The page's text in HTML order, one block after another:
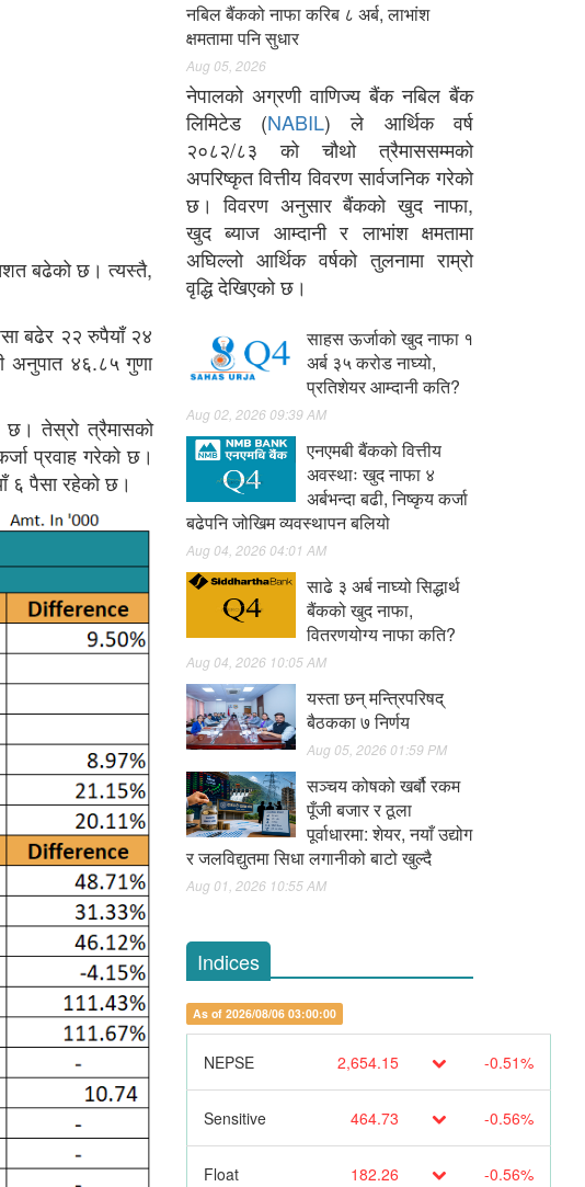
बढेको छ। त्यस्तै,
बढेर २२ रुपैयाँ २४
अनुपात ४६.८५ गुणा
तेस्रो त्रैमासको
प्रवाह गरेको छ।
६ पैसा रहेको छ।
नबिल बैंकको नाफा करिब ८ अर्ब, लाभांश
क्षमतामा पनि सुधार
Aug 05, 2026
नेपालको अग्रणी वाणिज्य बैंक नबिल बैंक
लिमिटेड (NABIL) ले आर्थिक वर्ष
२०८२/८३ को चौथो त्रैमाससम्मको
अपरिष्कृत वित्तीय विवरण सार्वजनिक गरेको
छ। विवरण अनुसार बैंकको खुद नाफा,
खुद ब्याज आम्दानी र लाभांश क्षमतामा
अघिल्लो आर्थिक वर्षको तुलनामा राम्रो
वृद्धि देखिएको छ।
साहस ऊर्जाको खुद नाफा १
अर्ब ३५ करोड नाघ्यो,
प्रतिशेयर आम्दानी कति?
Aug 02, 2026 09:39 AM
एनएमबी बैंकको वित्तीय
अवस्थाः खुद नाफा ४
अर्बभन्दा बढी, निष्कृय कर्जा
बढेपनि जोखिम व्यवस्थापन बलियो
Aug 04, 2026 04:01 AM
साढे ३ अर्ब नाघ्यो सिद्धार्थ
बैंकको खुद नाफा,
वितरणयोग्य नाफा कति?
Aug 04, 2026 10:05 AM
यस्ता छन् मन्त्रिपरिषद्
बैठकका ७ निर्णय
Aug 05, 2026 01:59 PM
सञ्चय कोषको खर्बौ रकम
पूँजी बजार र ठूला
पूर्वाधारमा: शेयर, नयाँ उद्योग
र जलविद्युतमा सिधा लगानीको बाटो खुल्दै
Aug 01, 2026 10:55 AM
Indices
As of 2026/08/06 03:00:00
NEPSE 2,654.15 -0.51%
Sensitive 464.73 -0.56%
Float 182.26 -0.56%